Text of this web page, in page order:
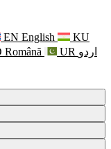
EN English
KU
Română UR اردو